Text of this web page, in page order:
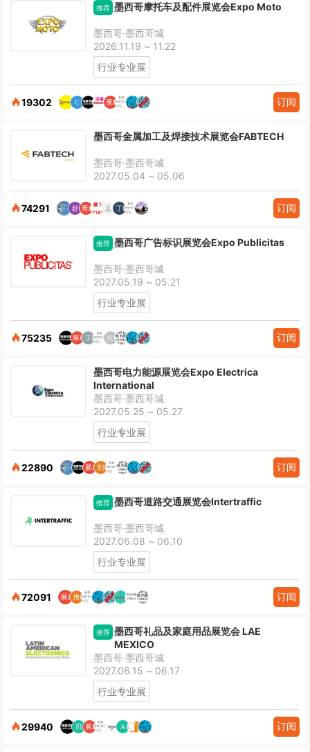
推荐 墨西哥摩托车及配件展览会Expo Moto
墨西哥·墨西哥城
2026.11.19 ~ 11.22
行业专业展
19302 订阅
墨西哥金属加工及焊接技术展览会FABTECH
墨西哥·墨西哥城
2027.05.04 ~ 05.06
74291 订阅
推荐 墨西哥广告标识展览会Expo Publicitas
墨西哥·墨西哥城
2027.05.19 ~ 05.21
行业专业展
75235 订阅
墨西哥电力能源展览会Expo Electrica
International
墨西哥·墨西哥城
2027.05.25 ~ 05.27
行业专业展
22890 订阅
推荐 墨西哥道路交通展览会Intertraffic
墨西哥·墨西哥城
2027.06.08 ~ 06.10
行业专业展
72091 订阅
推荐 墨西哥礼品及家庭用品展览会 LAE
MEXICO
墨西哥·墨西哥城
2027.06.15 ~ 06.17
行业专业展
29940 订阅